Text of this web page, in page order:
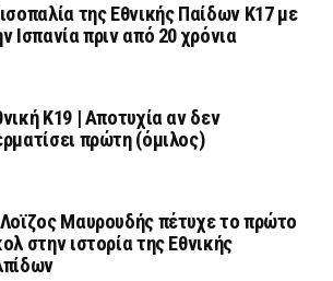
της Εθνικής Παίδων Κ17 με
Ισπανία πριν από 20 χρόνια
Κ19 | Αποτυχία αν δεν
πρώτη (όμιλος)
Μαυρουδής πέτυχε το πρώτο
στην ιστορία της Εθνικής